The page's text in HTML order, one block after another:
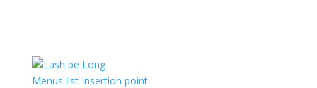
Menus list Insertion point